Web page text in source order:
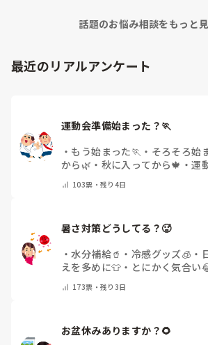
話題のお悩み相談をもっと
最近のリアルアンケート
運動会準備始まった？🏃
・ もう始まった🏃 ・ そろそろ始
から🌿 ・ 秋に入ってから🍁 ・運
103票・残り4日
暑さ対策どうしてる？🥵
・水分補給🥤 ・ 冷感グッズ🧊 ・
えを多めに👕 ・ とにかく気合い
173票・残り3日
お盆休みありますか？🌻